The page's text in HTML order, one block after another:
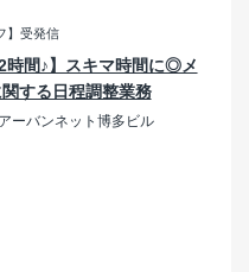
】受発信
時間♪】スキマ時間に◎メ
する日程調整業務
ーバンネット博多ビル